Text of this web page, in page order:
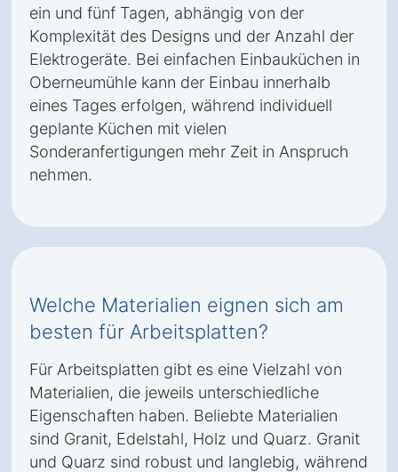
ein und fünf Tagen, abhängig von der
Komplexität des Designs und der Anzahl der
Elektrogeräte. Bei einfachen Einbauküchen in
Oberneumühle kann der Einbau innerhalb
eines Tages erfolgen, während individuell
geplante Küchen mit vielen
Sonderanfertigungen mehr Zeit in Anspruch
nehmen.
Welche Materialien eignen sich am
besten für Arbeitsplatten?
Für Arbeitsplatten gibt es eine Vielzahl von
Materialien, die jeweils unterschiedliche
Eigenschaften haben. Beliebte Materialien
sind Granit, Edelstahl, Holz und Quarz. Granit
und Quarz sind robust und langlebig, während